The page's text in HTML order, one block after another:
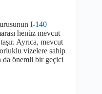
I-140
henüz mevcut
Ayrıca, mevcut
vizelere sahip
da önemli bir geçici